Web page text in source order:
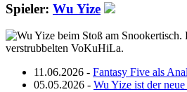
Spieler: Wu Yize
11.06.2026 - Fantasy Five als
05.05.2026 - Wu Yize ist der